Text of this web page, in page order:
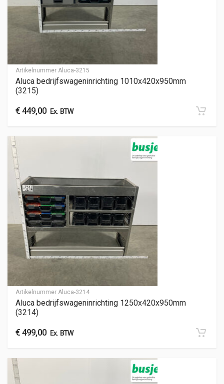
Artikelnummer Aluca-3215
Aluca bedrijfswageninrichting 1010x420x950mm
(3215)
€449,00Ex. BTW
Artikelnummer Aluca-3214
Aluca bedrijfswageninrichting 1250x420x950mm
(3214)
€499,00Ex. BTW